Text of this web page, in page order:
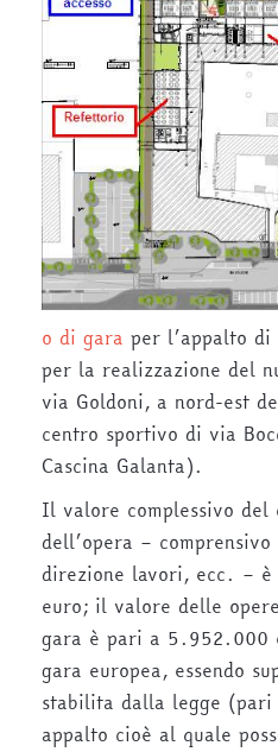
o di gara per l’appalto
per la realizzazione del
via Goldoni, a nord-est
centro sportivo di via
Cascina Galanta).
Il valore complessivo del
dell’opera –
direzione lavori, ecc. –
euro; il valore delle
gara è pari a 5.952.000
gara europea, essendo
stabilita dalla legge
appalto cioè al quale